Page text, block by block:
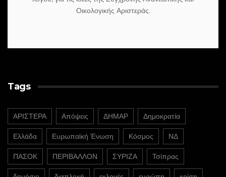
Οικολογικής Αριστεράς.
Tags
ΑΡΙΣΤΕΡΑ Απόψεις ΔΗΜΑΡ Δημοκρατία
Ελλάδα Ευρωπαϊκή Ένωση Κόσμος ΝΔ
ΠΑΣΟΚ ΠΕΡΙΒΑΛΛΟΝ ΣΥΡΙΖΑ Τσίπρας